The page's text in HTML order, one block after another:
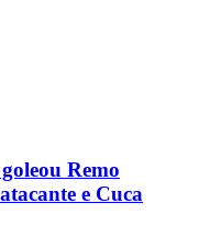
Remo
e Cuca